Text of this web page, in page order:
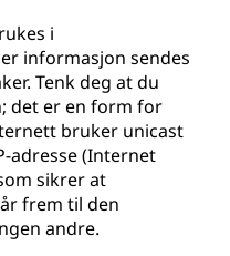
i
informasjon sendes
Tenk deg at du
det er en form for
bruker unicast
adresse (Internet
sikrer at
frem til den
andre.